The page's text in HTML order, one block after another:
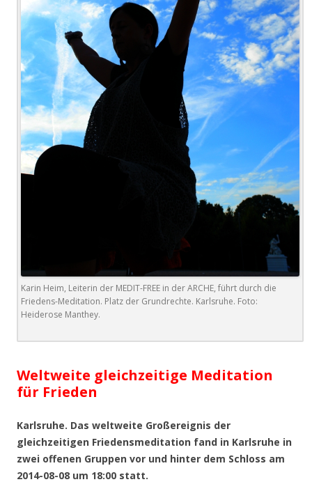
Karin Heim, Leiterin der MEDIT-FREE in der ARCHE, führt durch die
Friedens-Meditation. Platz der Grundrechte. Karlsruhe. Foto:
Heiderose Manthey.
Weltweite gleichzeitige Meditation
für Frieden
Karlsruhe. Das weltweite Großereignis der
gleichzeitigen Friedensmeditation fand in Karlsruhe in
zwei offenen Gruppen vor und hinter dem Schloss am
2014-08-08 um 18:00 statt.